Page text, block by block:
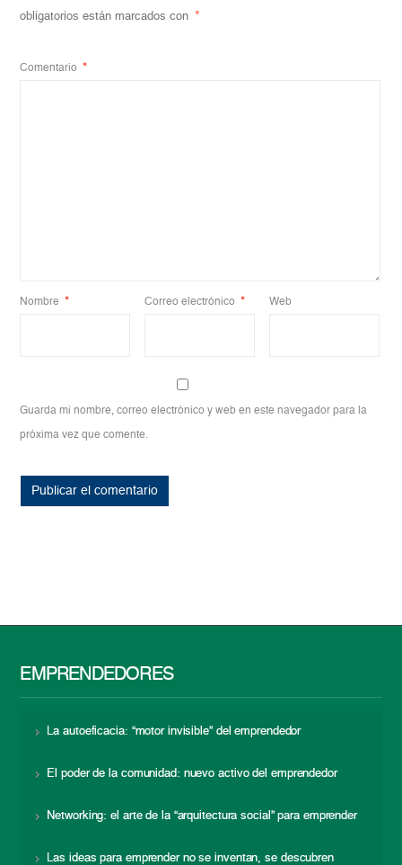
obligatorios están marcados con *
Comentario *
Nombre * Correo electrónico * Web
Guarda mi nombre, correo electrónico y web en este navegador para la
próxima vez que comente.
EMPRENDEDORES
La autoeficacia: “motor invisible” del emprendedor
El poder de la comunidad: nuevo activo del emprendedor
Networking: el arte de la “arquitectura social” para emprender
Las ideas para emprender no se inventan, se descubren